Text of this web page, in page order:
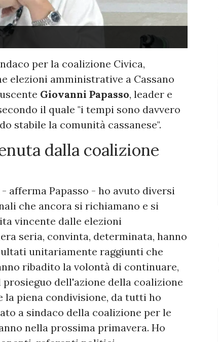
per la coalizione Civica,
elezioni amministrative a Cassano
Giovanni Papasso, leader e
il quale "i tempi sono davvero
stabile la comunità cassanese".
dalla coalizione
afferma Papasso - ho avuto diversi
che ancora si richiamano e si
vincente dalle elezioni
seria, convinta, determinata, hanno
unitariamente raggiunti che
ribadito la volontà di continuare,
dell'azione della coalizione
la piena condivisione, da tutti ho
a sindaco della coalizione per le
nella prossima primavera. Ho